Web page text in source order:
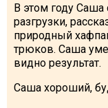
В этом году
разгрузки,
природный
трюков. Саша
видно результат.
Саша хороший,